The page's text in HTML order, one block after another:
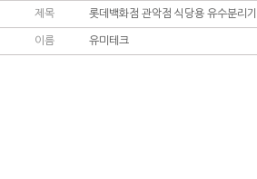
제목 롯데백화점 관악점 식당용 유수분리기
이름 유미테크